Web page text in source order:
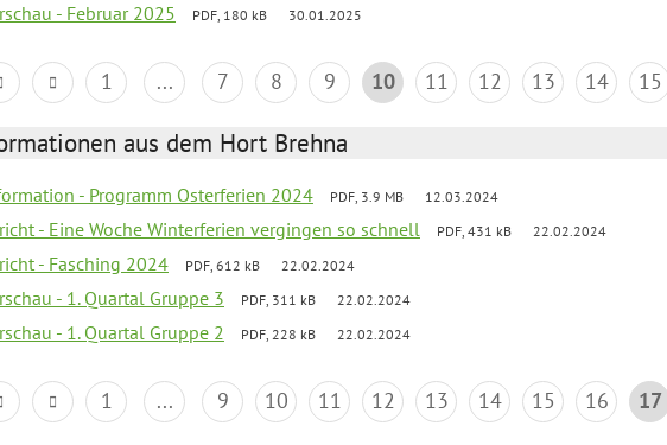
- Februar 2025 PDF, 180 kB 30.01.2025
1 ... 7 8 9 10 11 12 13 14 15
aus dem Hort Brehna
- Programm Osterferien 2024 PDF, 3.9 MB 12.03.2024
- Eine Woche Winterferien vergingen so schnell PDF, 431 kB 22.02.2024
- Fasching 2024 PDF, 612 kB 22.02.2024
- 1. Quartal Gruppe 3 PDF, 311 kB 22.02.2024
- 1. Quartal Gruppe 2 PDF, 228 kB 22.02.2024
1 ... 9 10 11 12 13 14 15 16 17